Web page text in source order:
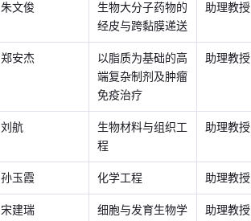
朱文俊
生物大分子药物的
经皮与跨黏膜递送
助理教授
郑安杰
以脂质为基础的高
端复杂制剂及肿瘤
免疫治疗
助理教授
刘航
生物材料与组织工
程
助理教授
孙玉霞 化学工程 助理教授
宋建瑞 细胞与发育生物学 助理教授